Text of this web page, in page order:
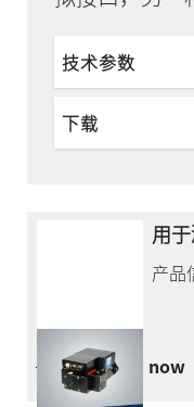
技术参数
下载
用
产品
Download now